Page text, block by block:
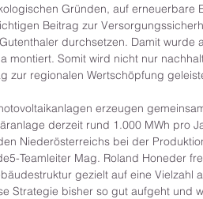
Gründen, auf erneuerbare
Beitrag zur
durchsetzen. Damit
montiert. Somit wird nicht nur
zur regionalen Wertschöpfung
erzeugen
derzeit rund 1.000 MWh pro
Niederösterreichs bei der
Teamleiter Mag. Roland Honeder
gezielt auf eine Vielzahl
Strategie bisher so gut aufgeht und